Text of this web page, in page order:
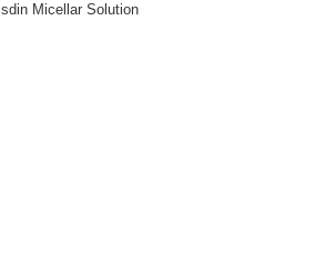
Isdin Micellar Solution